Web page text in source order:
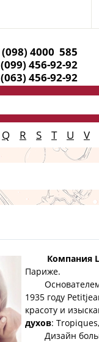
(098) 4000 585
(099) 456-92-92
(063) 456-92-92
Q R S T U V
Компания
Париже.
Основателем
1935 году
красоту и
духов:
Дизайн